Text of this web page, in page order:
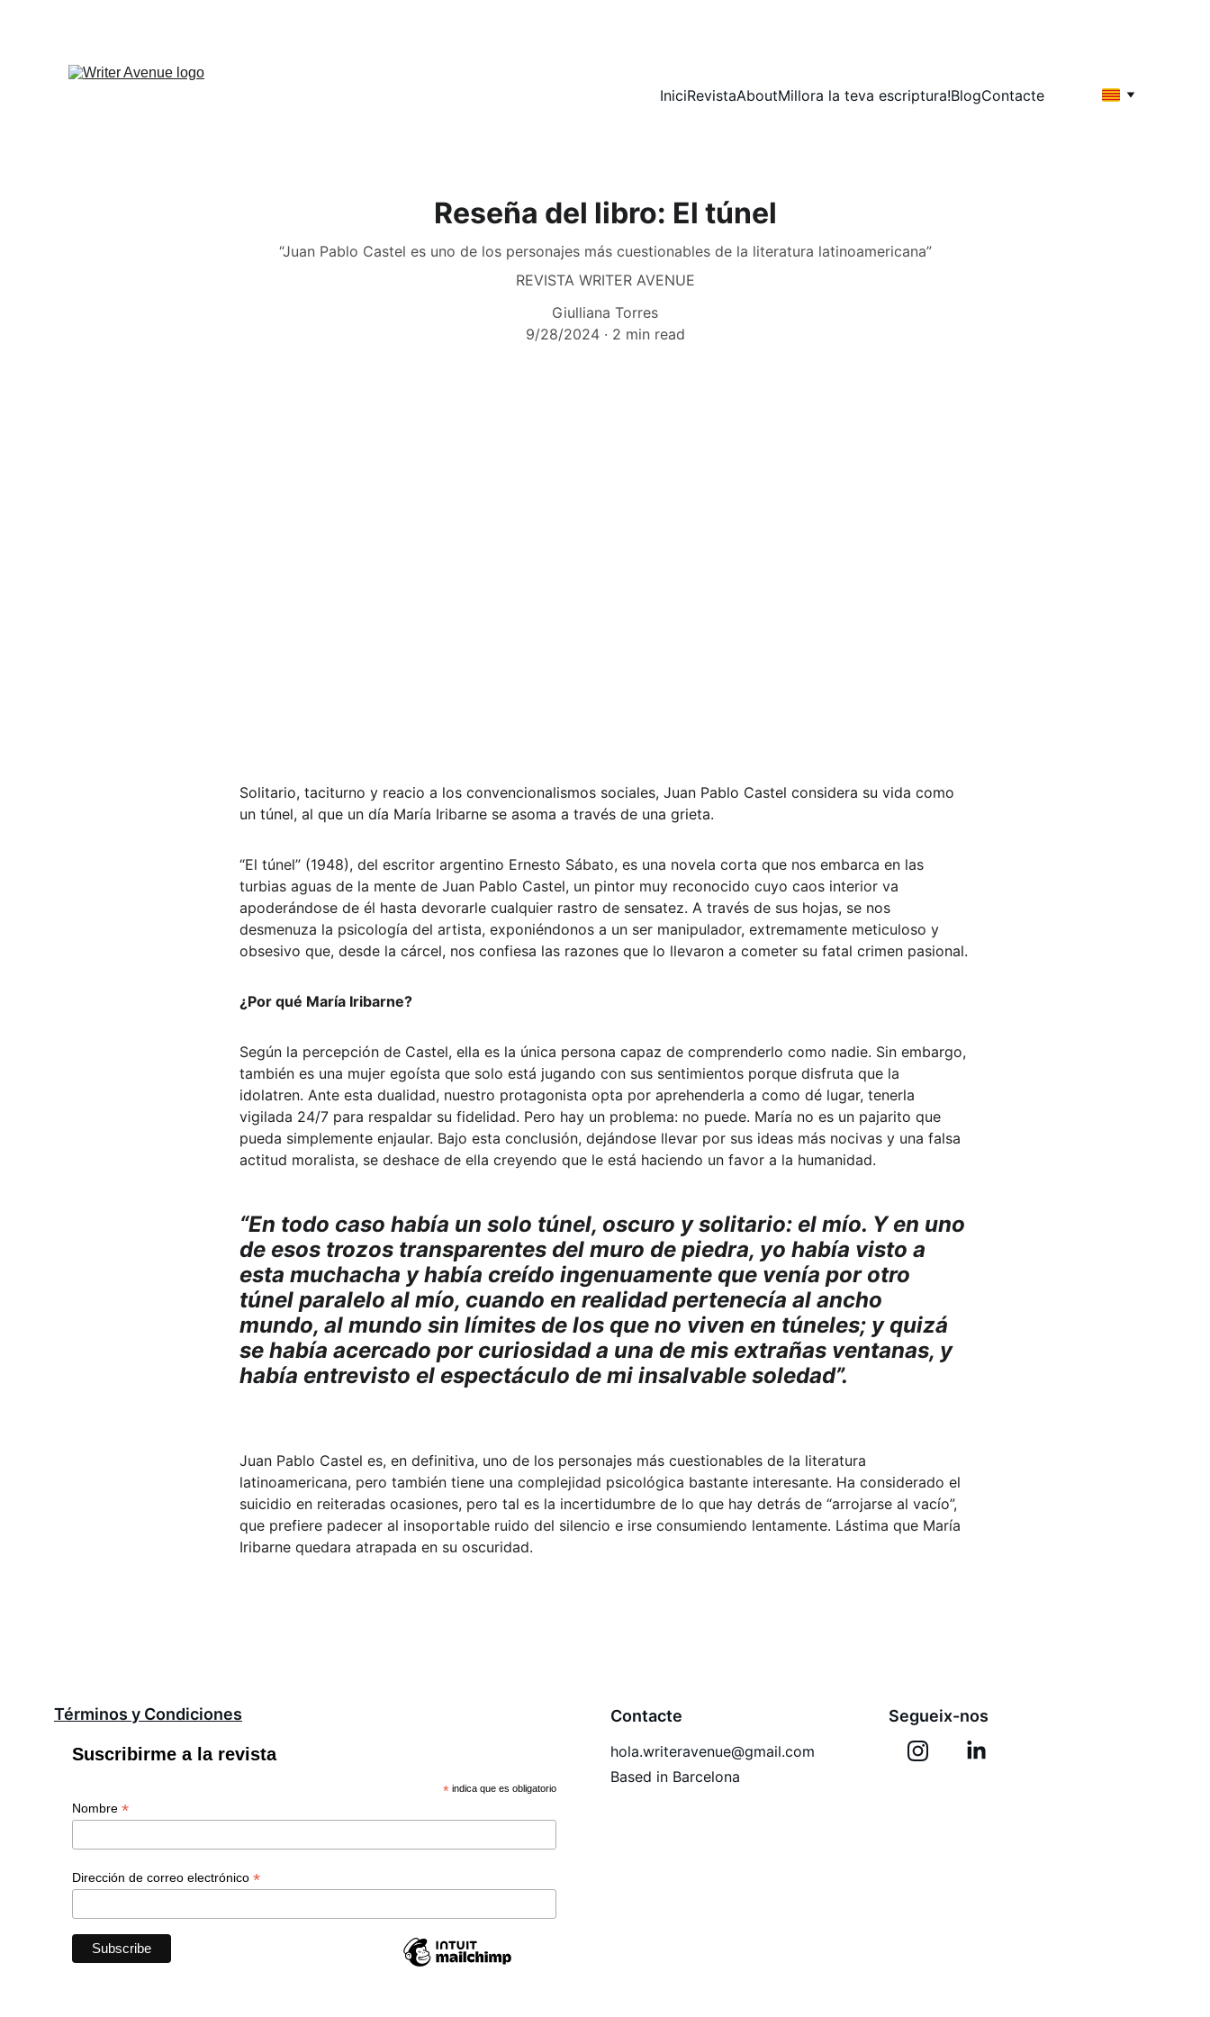
IniciRevistaAboutMillora la teva escriptura!BlogContacte
Reseña del libro: El túnel
“Juan Pablo Castel es uno de los personajes más cuestionables de la literatura latinoamericana”
REVISTA WRITER AVENUE
Giulliana Torres
9/28/2024
2 min read
Solitario, taciturno y reacio a los convencionalismos sociales, Juan Pablo Castel considera su vida como
un túnel, al que un día María Iribarne se asoma a través de una grieta.
“El túnel” (1948), del escritor argentino Ernesto Sábato, es una novela corta que nos embarca en las
turbias aguas de la mente de Juan Pablo Castel, un pintor muy reconocido cuyo caos interior va
apoderándose de él hasta devorarle cualquier rastro de sensatez. A través de sus hojas, se nos
desmenuza la psicología del artista, exponiéndonos a un ser manipulador, extremamente meticuloso y
obsesivo que, desde la cárcel, nos confiesa las razones que lo llevaron a cometer su fatal crimen pasional.
¿Por qué María Iribarne?
Según la percepción de Castel, ella es la única persona capaz de comprenderlo como nadie. Sin embargo,
también es una mujer egoísta que solo está jugando con sus sentimientos porque disfruta que la
idolatren. Ante esta dualidad, nuestro protagonista opta por aprehenderla a como dé lugar, tenerla
vigilada 24/7 para respaldar su fidelidad. Pero hay un problema: no puede. María no es un pajarito que
pueda simplemente enjaular. Bajo esta conclusión, dejándose llevar por sus ideas más nocivas y una falsa
actitud moralista, se deshace de ella creyendo que le está haciendo un favor a la humanidad.
“En todo caso había un solo túnel, oscuro y solitario: el mío. Y en uno
de esos trozos transparentes del muro de piedra, yo había visto a
esta muchacha y había creído ingenuamente que venía por otro
túnel paralelo al mío, cuando en realidad pertenecía al ancho
mundo, al mundo sin límites de los que no viven en túneles; y quizá
se había acercado por curiosidad a una de mis extrañas ventanas, y
había entrevisto el espectáculo de mi insalvable soledad”.
Juan Pablo Castel es, en definitiva, uno de los personajes más cuestionables de la literatura
latinoamericana, pero también tiene una complejidad psicológica bastante interesante. Ha considerado el
suicidio en reiteradas ocasiones, pero tal es la incertidumbre de lo que hay detrás de “arrojarse al vacío”,
que prefiere padecer al insoportable ruido del silencio e irse consumiendo lentamente. Lástima que María
Iribarne quedara atrapada en su oscuridad.
Contacte
hola.writeravenue@gmail.com
Segueix-nos
Términos y Condiciones
Based in Barcelona